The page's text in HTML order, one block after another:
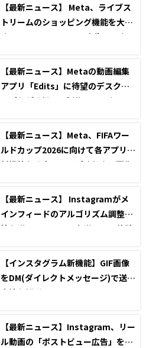
【最新ニュース】 Meta、ライブス
トリームのショッピング機能を大幅
強化！Instagramへの広告展開やAI
【最新ニュース】Metaの動画編集
アプリ「Edits」に待望のデスクト
ップ版が登場！AI制作アシスタント
【最新ニュース】Meta、FIFAワー
ルドカップ2026に向けて各アプリで
新機能を発表！ライブ速報やAI画像
【最新ニュース】 Instagramがメ
インフィードのアルゴリズム調整機
能を導入！ユーザー主導のSNS体験
【インスタグラム新機能】GIF画像
をDM(ダイレクトメッセージ)で送る
方法を解説
【最新ニュース】Instagram、リー
ル動画の「ポストビュー広告」をす